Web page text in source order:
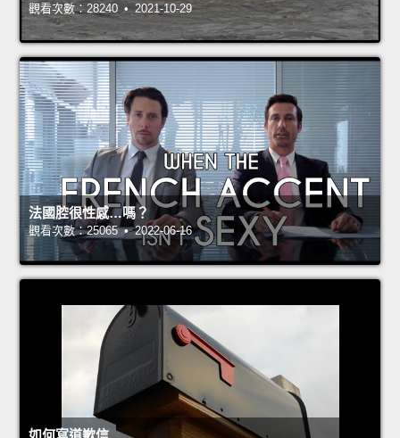
觀看次數：28240 • 2021-10-29
法國腔很性感…嗎？
觀看次數：25065 • 2022-06-16
如何寫道歉信